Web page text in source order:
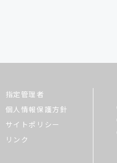
指定管理者
個人情報保護方針
サイトポリシー
リンク